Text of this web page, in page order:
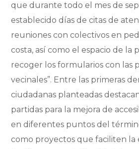
que durante todo el mes de
establecido días de citas de
reuniones con colectivos en
costa, así como el espacio de la
recoger los formularios con las
vecinales”. Entre las primeras
ciudadanas planteadas
partidas para la mejora de
en diferentes puntos del
como proyectos que faciliten la